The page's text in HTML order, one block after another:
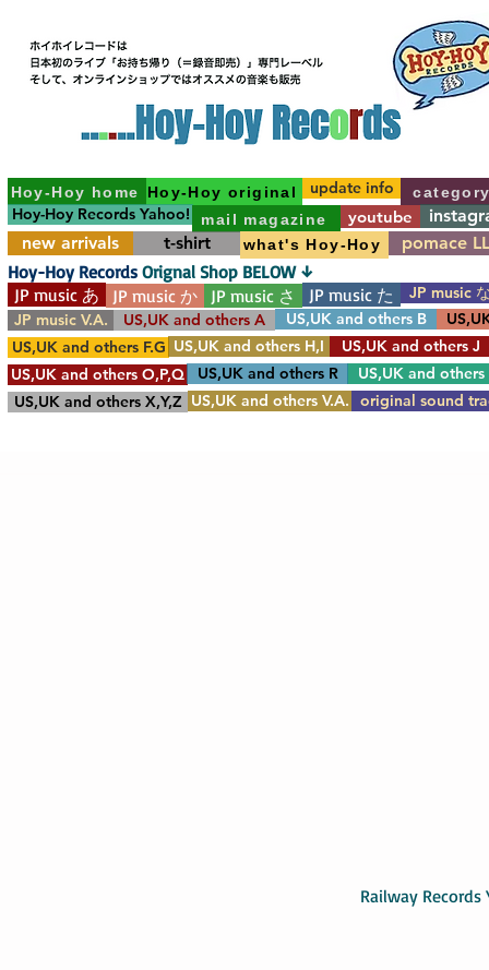
Hoy-Hoy home Hoy-Hoy original
Hoy-Hoy Records Yahoo! mail magazine youtube
new arrivals
t-shirt what's Hoy-Hoy pomace
update info
JP music あ JP music か JP music さ JP music た
JP music
JP music V.A.
US,UK and others A US,UK and others B
US,UK and others F.G US,UK and others H,I
US,UK and others J
US,UK and others O,P,Q
US,UK and others
US,UK and others R
US,UK and others X,Y,Z US,UK and others V.A. original sound
Hoy-Hoy Records Orignal Shop BELOW ↓
Railway Records